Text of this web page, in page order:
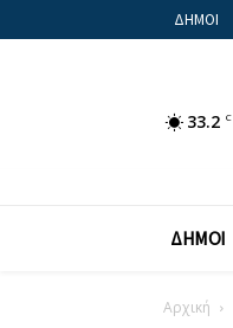
ΔΗΜΟΙ
33.2 C
ΔΗΜΟΙ
Αρχική